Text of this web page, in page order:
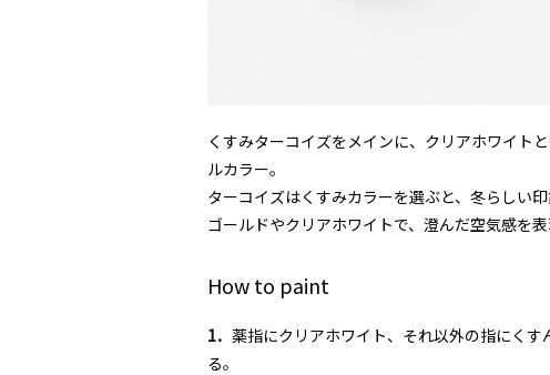
くすみターコイズをメインに、クリアホワイト
ルカラー。
ターコイズはくすみカラーを選ぶと、冬らしい印
ゴールドやクリアホワイトで、澄んだ空気感を表
How to paint
1． 薬指にクリアホワイト、それ以外の指にく
る。